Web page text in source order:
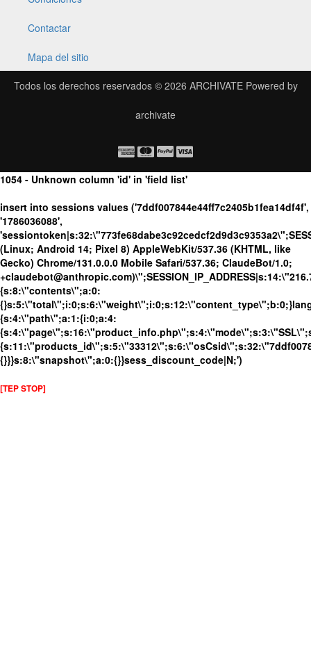
Contactar
Mapa del sitio
Todos los derechos reservados © 2026 ARCHIVATEPowered by
archivate
1054 - Unknown column 'id' in 'field list'
insert into sessions values ('7ddf007844e44ff7c2405b1fea14df4f',
'1786036088',
(Linux; Android 14; Pixel 8) AppleWebKit/537.36 (KHTML, like
Gecko) Chrome/131.0.0.0 Mobile Safari/537.36; ClaudeBot/1.0;
{s:8:\"contents\";a:0:
{s:4:\"path\";a:1:{i:0;a:4:
{}}}s:8:\"snapshot\";a:0:{}}sess_discount_code|N;')
[TEP STOP]